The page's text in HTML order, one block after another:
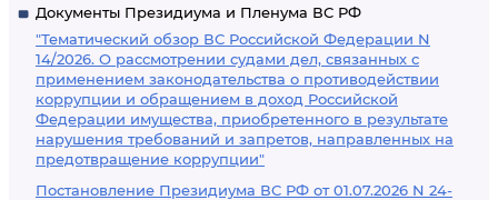
Документы Президиума и Пленума ВС РФ
"Тематический обзор ВС Российской Федерации N
14/2026. О рассмотрении судами дел, связанных с
применением законодательства о противодействии
коррупции и обращением в доход Российской
Федерации имущества, приобретенного в результате
нарушения требований и запретов, направленных на
предотвращение коррупции"
Постановление Президиума ВС РФ от 01.07.2026 N 24-